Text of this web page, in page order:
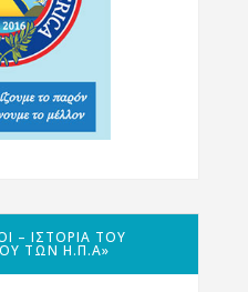
– ΙΣΤΟΡΊΑ ΤΟΥ
ΤΩΝ Η.Π.Α»